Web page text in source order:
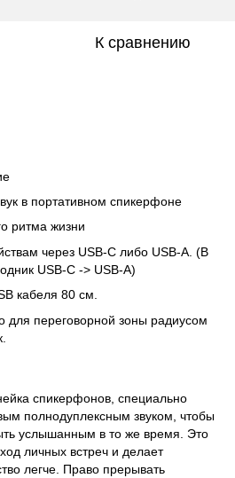
К сравнению
в портативном спикерфоне
ритма жизни
через USB-С либо USB-A. (В
USB-С -> USB-A)
кабеля 80 см.
для переговорной зоны радиусом
спикерфонов, специально
полнодуплексным звуком, чтобы
услышанным в то же время. Это
личных встреч и делает
легче. Право прерывать